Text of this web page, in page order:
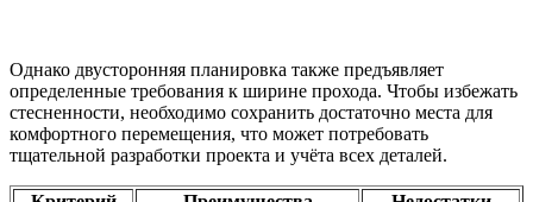
Однако двусторонняя планировка также предъявляет
определенные требования к ширине прохода. Чтобы избежать
стесненности, необходимо сохранить достаточно места для
комфортного перемещения, что может потребовать
тщательной разработки проекта и учёта всех деталей.